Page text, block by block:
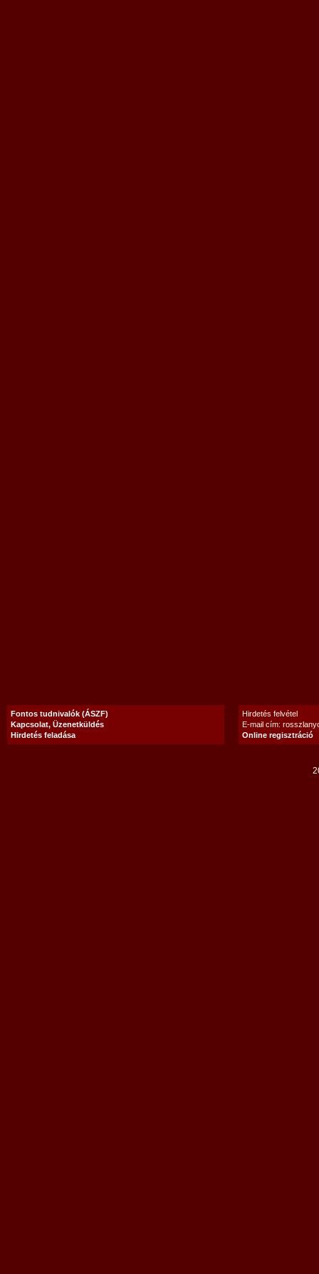
Fontos tudnivalók (ÁSZF)
Kapcsolat, Üzenetküldés
Hirdetés feladása
Hirdetés felvétel
E-mail cím:
Online regisztráció